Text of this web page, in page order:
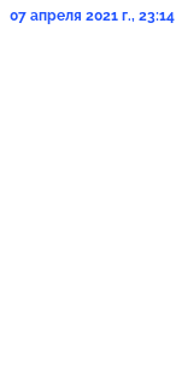
07 апреля 2021 г., 23:14